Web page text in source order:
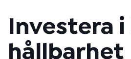
Investera
hållbarhet